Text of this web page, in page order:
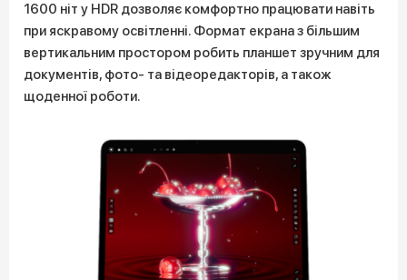
1600 ніт у HDR дозволяє комфортно працювати навіть
при яскравому освітленні. Формат екрана з більшим
вертикальним простором робить планшет зручним для
документів, фото- та відеоредакторів, а також
щоденної роботи.